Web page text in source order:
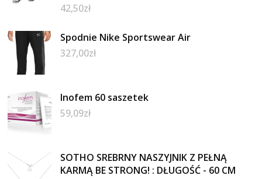
42,50zł
Spodnie Nike Sportswear Air
327,00zł
Inofem 60 saszetek
59,09zł
SOTHO SREBRNY NASZYJNIK Z PEŁNĄ
KARMĄ BE STRONG! : DŁUGOŚĆ - 60 CM